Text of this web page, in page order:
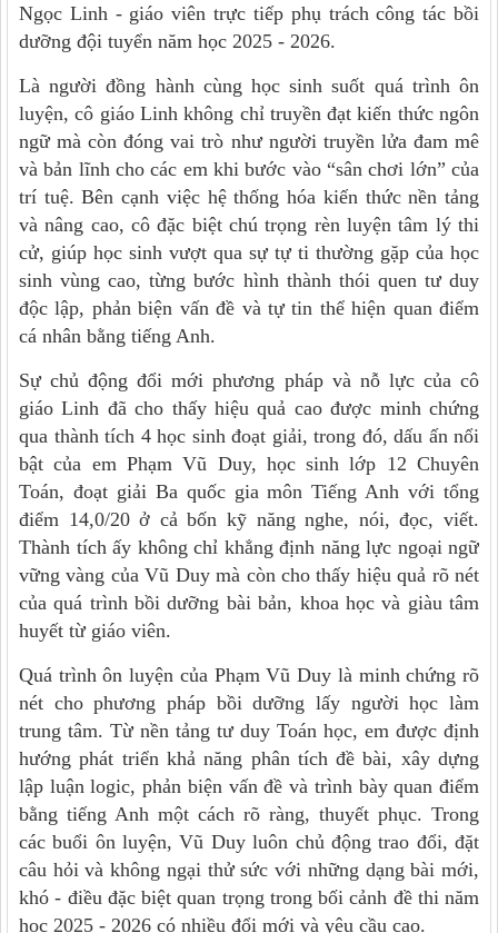
Ngọc Linh - giáo viên trực tiếp phụ trách công tác bồi
dưỡng đội tuyển năm học 2025 - 2026.
Là người đồng hành cùng học sinh suốt quá trình ôn
luyện, cô giáo Linh không chỉ truyền đạt kiến thức ngôn
ngữ mà còn đóng vai trò như người truyền lửa đam mê
và bản lĩnh cho các em khi bước vào “sân chơi lớn” của
trí tuệ. Bên cạnh việc hệ thống hóa kiến thức nền tảng
và nâng cao, cô đặc biệt chú trọng rèn luyện tâm lý thi
cử, giúp học sinh vượt qua sự tự ti thường gặp của học
sinh vùng cao, từng bước hình thành thói quen tư duy
độc lập, phản biện vấn đề và tự tin thể hiện quan điểm
cá nhân bằng tiếng Anh.
Sự chủ động đổi mới phương pháp và nỗ lực của cô
giáo Linh đã cho thấy hiệu quả cao được minh chứng
qua thành tích 4 học sinh đoạt giải, trong đó, dấu ấn nổi
bật của em Phạm Vũ Duy, học sinh lớp 12 Chuyên
Toán, đoạt giải Ba quốc gia môn Tiếng Anh với tổng
điểm 14,0/20 ở cả bốn kỹ năng nghe, nói, đọc, viết.
Thành tích ấy không chỉ khẳng định năng lực ngoại ngữ
vững vàng của Vũ Duy mà còn cho thấy hiệu quả rõ nét
của quá trình bồi dưỡng bài bản, khoa học và giàu tâm
huyết từ giáo viên.
Quá trình ôn luyện của Phạm Vũ Duy là minh chứng rõ
nét cho phương pháp bồi dưỡng lấy người học làm
trung tâm. Từ nền tảng tư duy Toán học, em được định
hướng phát triển khả năng phân tích đề bài, xây dựng
lập luận logic, phản biện vấn đề và trình bày quan điểm
bằng tiếng Anh một cách rõ ràng, thuyết phục. Trong
các buổi ôn luyện, Vũ Duy luôn chủ động trao đổi, đặt
câu hỏi và không ngại thử sức với những dạng bài mới,
khó - điều đặc biệt quan trọng trong bối cảnh đề thi năm
học 2025 - 2026 có nhiều đổi mới và yêu cầu cao.